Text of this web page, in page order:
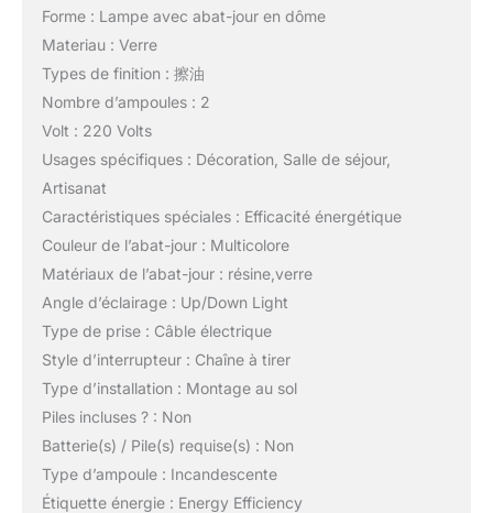
Forme : Lampe avec abat-jour en dôme
Materiau : Verre
Types de finition : 擦油
Nombre d’ampoules : 2
Volt : 220 Volts
Usages spécifiques : Décoration, Salle de séjour,
Artisanat
Caractéristiques spéciales : Efficacité énergétique
Couleur de l’abat-jour : Multicolore
Matériaux de l’abat-jour : résine,verre
Angle d’éclairage : Up/Down Light
Type de prise : Câble électrique
Style d’interrupteur : Chaîne à tirer
Type d’installation : Montage au sol
Piles incluses ? : Non
Batterie(s) / Pile(s) requise(s) : Non
Type d’ampoule : Incandescente
Étiquette énergie : Energy Efficiency